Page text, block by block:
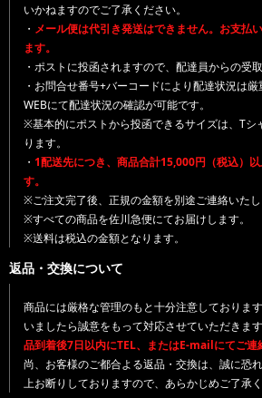
いかねますのでご了承ください。
・ メール便は代引き発送はできません。お支払
ます。
・ポストに投函されますので、配達員からの受
・お問合せ番号+バーコードにより配達状況は
WEBにて配達状況の確認が可能です。
※基本的にポストから投函できるサイズは、Tシ
ります。
・ 1配送先につき、商品合計15,000円（税込）
す。
※ご注文完了後、正規の金額を別途ご連絡いたし
※すべての商品を佐川急便にてお届けします。
※送料は税込の金額となります。
返品・交換について
商品には厳格な管理のもと十分注意しておりま
いましたら誠意をもって対応させていただきます
品到着後7日以内にTEL、またはE-mailにてご連
尚、お客様のご都合よる返品・交換は、誠に恐
上お断りしておりますので、あらかじめご了承く